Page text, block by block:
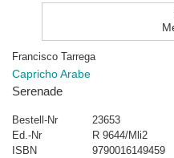
Francisco Tarrega
Capricho Arabe
Serenade
Bestell-Nr
23653
Ed.-Nr
R 9644/Mli2
ISBN
9790016149459